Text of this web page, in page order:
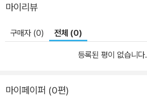
마이리뷰
구매자 (0) 전체 (0)
등록된 평이 없습니다.
마이페이퍼 (0편)